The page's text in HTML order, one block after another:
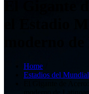
Home
Estadios del Mundial